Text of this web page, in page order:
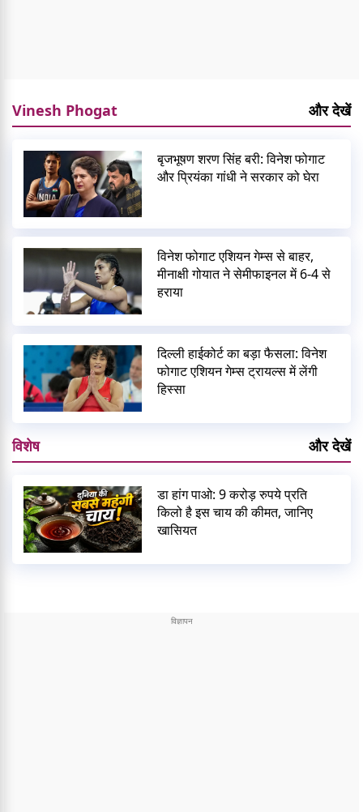
Vinesh Phogat और देखें
बृजभूषण शरण सिंह बरी: विनेश फोगाट
और प्रियंका गांधी ने सरकार को घेरा
विनेश फोगाट एशियन गेम्स से बाहर,
मीनाक्षी गोयात ने सेमीफाइनल में 6-4 से
हराया
दिल्ली हाईकोर्ट का बड़ा फैसला: विनेश
फोगाट एशियन गेम्स ट्रायल्स में लेंगी
हिस्सा
विशेष और देखें
डा हांग पाओ: 9 करोड़ रुपये प्रति
किलो है इस चाय की कीमत, जानिए
खासियत